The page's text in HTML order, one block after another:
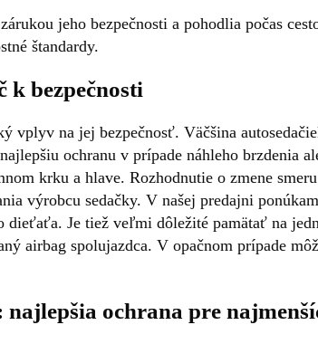
jeho bezpečnosti a pohodlia počas
štandardy.
bezpečnosti
vplyv na jej bezpečnosť. Väčšina
ochranu v prípade náhleho brzdenia
krku a hlave. Rozhodnutie o zmene
výrobcu sedačky. V našej predajni
dieťaťa. Je tiež veľmi dôležité pamätať na
airbag spolujazdca. V opačnom prípade
ochrana pre